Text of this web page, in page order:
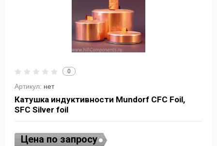
0
Артикул: нет
Катушка индуктивности Mundorf CFC Foil,
SFC Silver foil
Цена по запросу